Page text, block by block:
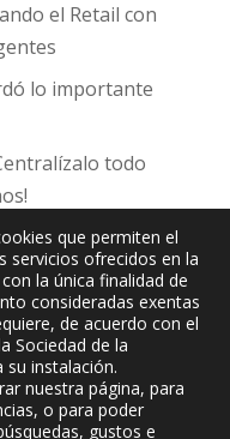
el Retail con
lo importante
todo
S.L.
que permiten el
servicios ofrecidos en la
la única finalidad de
consideradas exentas
de acuerdo con el
Sociedad de la
instalación.
nuestra página, para
o para poder
gustos e